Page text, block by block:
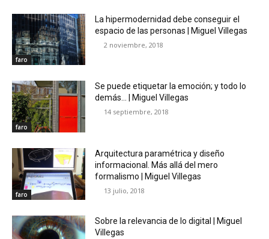
faro
La hipermodernidad debe conseguir el
espacio de las personas | Miguel Villegas
2 noviembre, 2018
faro
Se puede etiquetar la emoción; y todo lo
demás… | Miguel Villegas
14 septiembre, 2018
faro
Arquitectura paramétrica y diseño
informacional. Más allá del mero
formalismo | Miguel Villegas
13 julio, 2018
Sobre la relevancia de lo digital | Miguel
Villegas